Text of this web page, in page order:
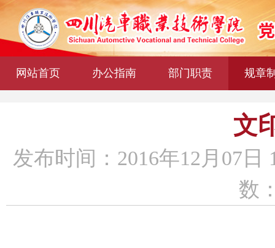
网站首页 办公指南 部门职责 规章
文
发布时间：2016年12月07日
数